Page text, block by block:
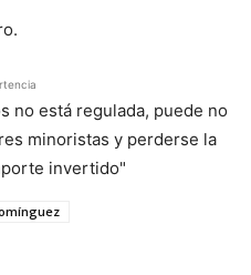
no está regulada, puede no
minoristas y perderse la
invertido"